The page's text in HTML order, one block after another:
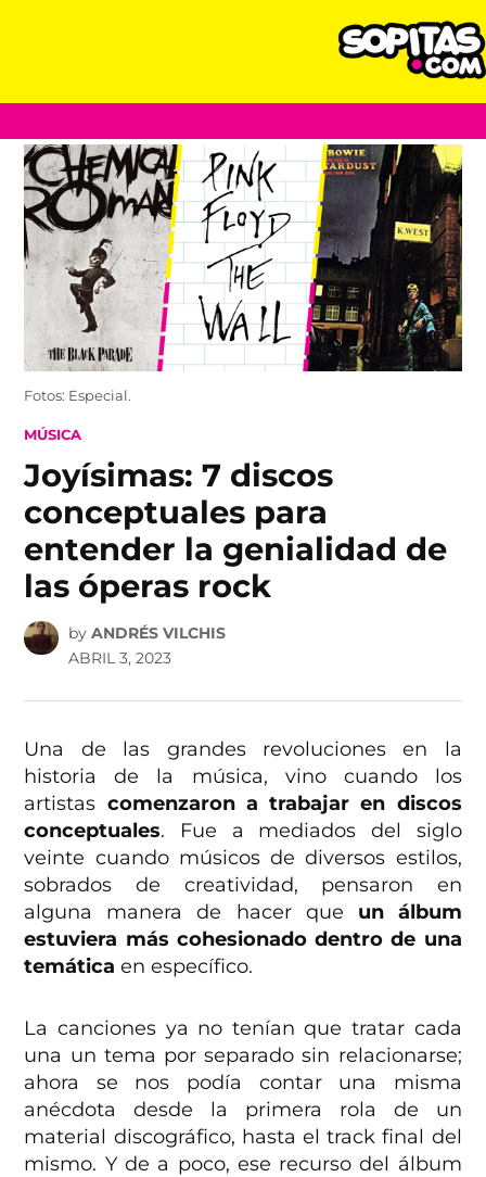
Skip
to
content
Fotos: Especial.
POSTED
MÚSICA
Joyísimas: 7 discos
conceptuales para
entender la genialidad de
las óperas rock
by ANDRÉS VILCHIS
ABRIL 3, 2023
Una de las grandes revoluciones en la
historia de la música, vino cuando los
artistas comenzaron a trabajar en discos
conceptuales. Fue a mediados del siglo
veinte cuando músicos de diversos estilos,
sobrados de creatividad, pensaron en
alguna manera de hacer que un álbum
estuviera más cohesionado dentro de una
temática en específico.
La canciones ya no tenían que tratar cada
una un tema por separado sin relacionarse;
ahora se nos podía contar una misma
anécdota desde la primera rola de un
material discográfico, hasta el track final del
mismo. Y de a poco, ese recurso del álbum